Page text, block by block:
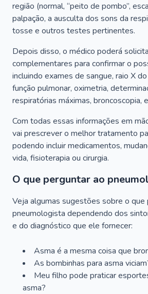
região (normal, “peito de pombo”,
palpação, a ausculta dos sons da
tosse e outros testes pertinentes.
Depois disso, o médico poderá
complementares para confirmar o
incluindo exames de sangue, raio X
função pulmonar, oximetria,
respiratórias máximas, broncoscopia,
Com todas essas informações em
vai prescrever o melhor tratamento
podendo incluir medicamentos,
vida, fisioterapia ou cirurgia.
O que perguntar ao
Veja algumas sugestões sobre o que
pneumologista dependendo dos
e do diagnóstico que ele fornecer:
Asma é a mesma coisa que
As bombinhas para asma
Meu filho pode praticar
asma?